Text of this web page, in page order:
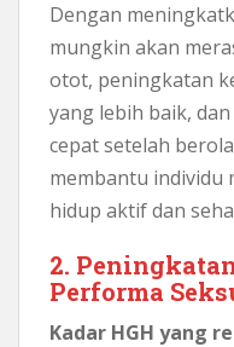
Dengan
mungkin akan
otot, peningkatan
yang lebih baik,
cepat setelah
membantu individu
hidup aktif dan
2.
Performa
Kadar HGH yang